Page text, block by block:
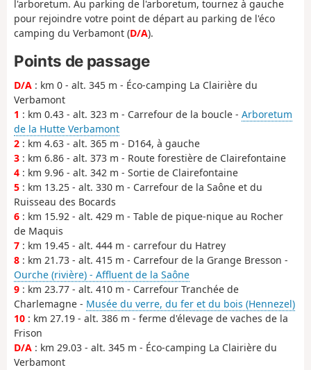
l'arboretum. Au parking de l'arboretum, tournez à gauche
pour rejoindre votre point de départ au parking de l'éco
camping du Verbamont (D/A).
Points de passage
D/A : km 0 - alt. 345 m - Éco-camping La Clairière du
Verbamont
1 : km 0.43 - alt. 323 m - Carrefour de la boucle - Arboretum
de la Hutte Verbamont
2 : km 4.63 - alt. 365 m - D164, à gauche
3 : km 6.86 - alt. 373 m - Route forestière de Clairefontaine
4 : km 9.96 - alt. 342 m - Sortie de Clairefontaine
5 : km 13.25 - alt. 330 m - Carrefour de la Saône et du
Ruisseau des Bocards
6 : km 15.92 - alt. 429 m - Table de pique-nique au Rocher
de Maquis
7 : km 19.45 - alt. 444 m - carrefour du Hatrey
8 : km 21.73 - alt. 415 m - Carrefour de la Grange Bresson -
Ourche (rivière) - Affluent de la Saône
9 : km 23.77 - alt. 410 m - Carrefour Tranchée de
Charlemagne - Musée du verre, du fer et du bois (Hennezel)
10 : km 27.19 - alt. 386 m - ferme d'élevage de vaches de la
Frison
D/A : km 29.03 - alt. 345 m - Éco-camping La Clairière du
Verbamont